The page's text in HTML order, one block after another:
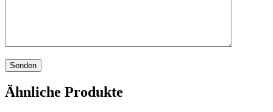
Ähnliche Produkte